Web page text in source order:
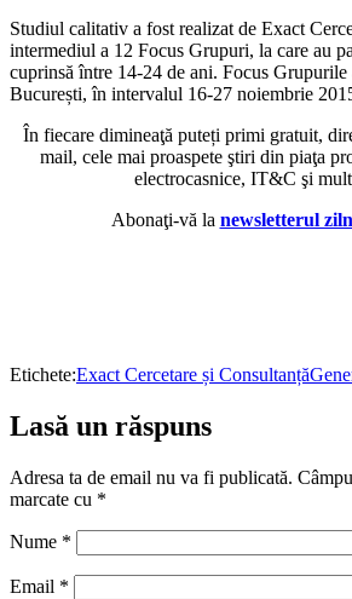
Studiul calitativ a fost realizat de Exact
intermediul a 12 Focus Grupuri, la care au
cuprinsă între 14-24 de ani. Focus
București, în intervalul 16-27 noiembrie
În fiecare dimineaţă puteți primi gratuit,
mail, cele mai proaspete ştiri din piaţa
electrocasnice, IT&C şi
Abonaţi-vă la newsletterul
Etichete:Exact Cercetare și Consultanță
Lasă un răspuns
Adresa ta de email nu va fi publicată.
marcate cu *
Nume *
Email *